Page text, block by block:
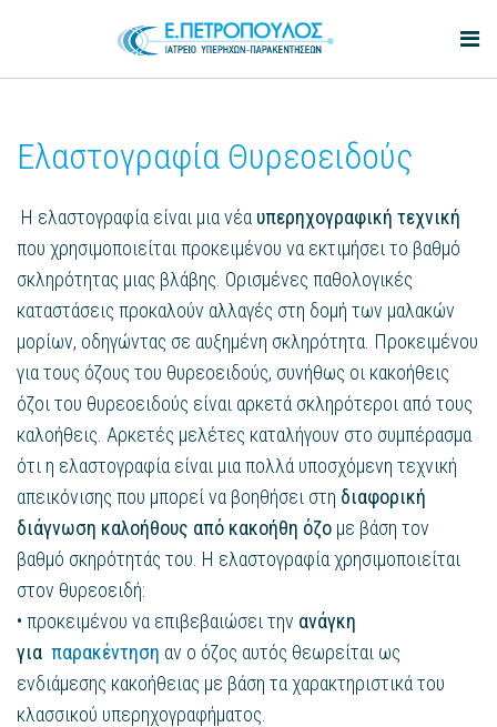
Ελαστογραφία Θυρεοειδούς
Η ελαστογραφία είναι μια νέα υπερηχογραφική τεχνική
που χρησιμοποιείται προκειμένου να εκτιμήσει το βαθμό
σκληρότητας μιας βλάβης. Ορισμένες παθολογικές
καταστάσεις προκαλούν αλλαγές στη δομή των μαλακών
μορίων, οδηγώντας σε αυξημένη σκληρότητα. Προκειμένου
για τους όζους του θυρεοειδούς, συνήθως οι κακοήθεις
όζοι του θυρεοειδούς είναι αρκετά σκληρότεροι από τους
καλοήθεις. Αρκετές μελέτες καταλήγουν στο συμπέρασμα
ότι η ελαστογραφία είναι μια πολλά υποσχόμενη τεχνική
απεικόνισης που μπορεί να βοηθήσει στη διαφορική
διάγνωση καλοήθους από κακοήθη όζο με βάση τον
βαθμό σκηρότητάς του. Η ελαστογραφία χρησιμοποιείται
στον θυρεοειδή:
• προκειμένου να επιβεβαιώσει την ανάγκη
για παρακέντηση αν ο όζος αυτός θεωρείται ως
ενδιάμεσης κακοήθειας με βάση τα χαρακτηριστικά του
κλασσικού υπερηχογραφήματος.